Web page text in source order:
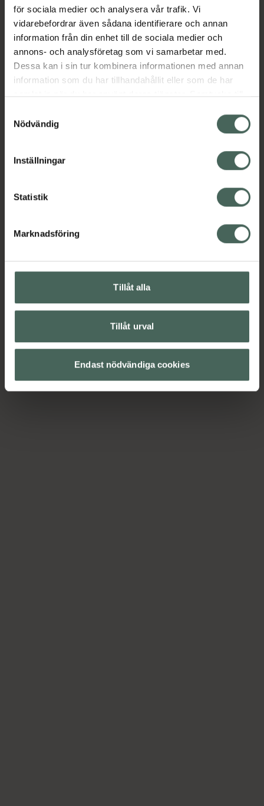
för sociala medier och analysera vår trafik. Vi
vidarebefordrar även sådana identifierare och annan
information från din enhet till de sociala medier och
annons- och analysföretag som vi samarbetar med.
Dessa kan i sin tur kombinera informationen med annan
information som du har tillhandahållit eller som de har
samlat in när du har använt deras tjänster. Samtycke till
återkalla ditt samtycke via webbplatsens
cookieinställningar. Ett återkallat samtycke påverkar inte
lagligheten av behandling som skett innan återkallelsen.
Nödvändig
Inställningar
Statistik
Marknadsföring
Tillåt alla
Tillåt urval
Endast nödvändiga cookies